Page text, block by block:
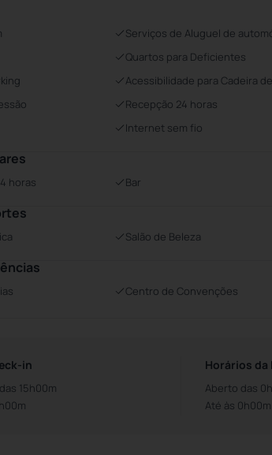
Serviços de Aluguel de
Quartos para Deficientes
Acessibilidade para Cadeira
Recepção 24 horas
Internet sem fio
horas Bar
Salão de Beleza
Centro de Convenções
in
15h00m
Horários da
Aberto das
Até às 0h00m